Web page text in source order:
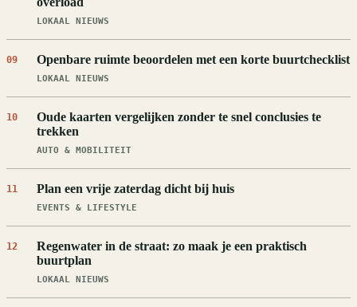
LOKAAL NIEUWS
09 Openbare ruimte beoordelen met een korte buurtchecklist
LOKAAL NIEUWS
10
Oude kaarten vergelijken zonder te snel conclusies te
trekken
AUTO & MOBILITEIT
11 Plan een vrije zaterdag dicht bij huis
EVENTS & LIFESTYLE
12
Regenwater in de straat: zo maak je een praktisch
buurtplan
LOKAAL NIEUWS